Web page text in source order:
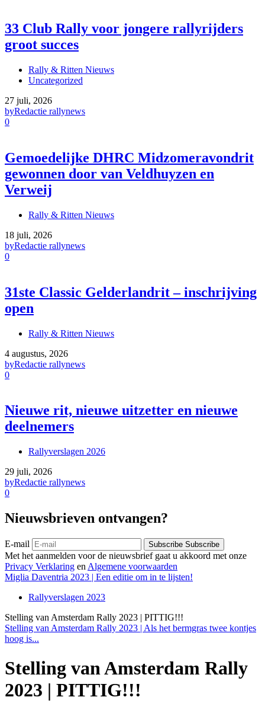
33 Club Rally voor jongere rallyrijders
groot succes
Rally & Ritten Nieuws
Uncategorized
27 juli, 2026
byRedactie rallynews
0
Gemoedelijke DHRC Midzomeravondrit
gewonnen door van Veldhuyzen en
Verweij
Rally & Ritten Nieuws
18 juli, 2026
byRedactie rallynews
0
31ste Classic Gelderlandrit – inschrijving
open
Rally & Ritten Nieuws
4 augustus, 2026
byRedactie rallynews
0
Nieuwe rit, nieuwe uitzetter en nieuwe
deelnemers
Rallyverslagen 2026
29 juli, 2026
byRedactie rallynews
0
Nieuwsbrieven ontvangen?
E-mail Subscribe Subscribe
Met het aanmelden voor de nieuwsbrief gaat u akkoord met onze
Privacy Verklaring en Algemene voorwaarden
Miglia Daventria 2023 | Een editie om in te lijsten!
Rallyverslagen 2023
Stelling van Amsterdam Rally 2023 | PITTIG!!!
Stelling van Amsterdam Rally 2023 | Als het bermgras twee kontjes
hoog is...
Stelling van Amsterdam Rally
2023 | PITTIG!!!